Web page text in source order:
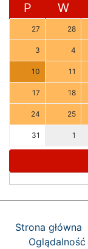
P W
27 28
3 4
10 11
17 18
24 25
31 1
Strona główna
Oglądalność